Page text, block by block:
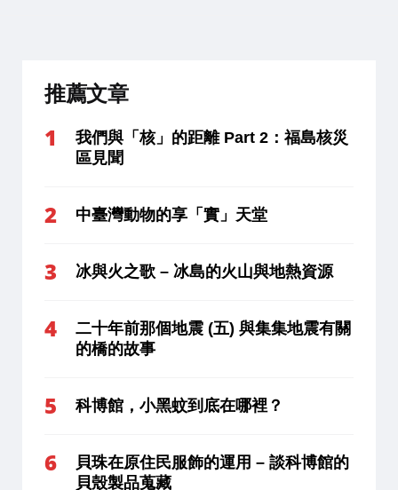
推薦文章
我們與「核」的距離 Part 2：福島核災
區見聞
中臺灣動物的享「實」天堂
冰與火之歌 – 冰島的火山與地熱資源
二十年前那個地震 (五) 與集集地震有關
的橋的故事
科博館，小黑蚊到底在哪裡？
貝珠在原住民服飾的運用 – 談科博館的
貝殼製品蒐藏